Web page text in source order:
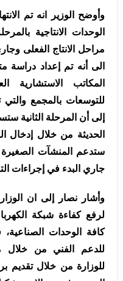
مراحل الانتاج الفعلى
الى أنه تم إعداد دراسة
المكاتب الاستشارية
إلى أن المرحلة الثانية
الحديثة من خلال إدخال
ستدعم المنشآت الصغيرة
جاري البدء في إجراءات
لرفع كفاءة شبكة
كافة الوحدات
للدعم الفني من خلال
للوزارة من خلال تقديم